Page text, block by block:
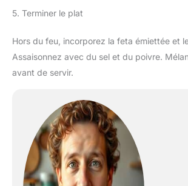
5. Terminer le plat
Hors du feu, incorporez la feta émiettée et
Assaisonnez avec du sel et du poivre.
avant de servir.